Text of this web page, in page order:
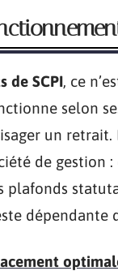
de SCPI, ce
selon
un retrait.
de gestion
dépendante